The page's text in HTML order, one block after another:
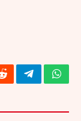
RedditTelegram